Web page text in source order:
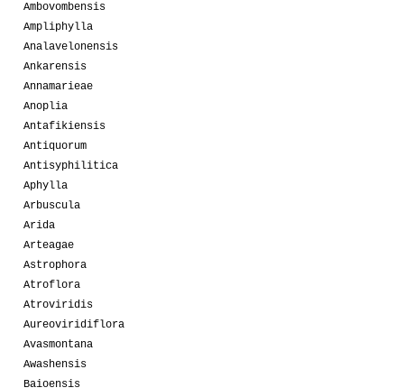
Ambovombensis
Ampliphylla
Analavelonensis
Ankarensis
Annamarieae
Anoplia
Antafikiensis
Antiquorum
Antisyphilitica
Aphylla
Arbuscula
Arida
Arteagae
Astrophora
Atroflora
Atroviridis
Aureoviridiflora
Avasmontana
Awashensis
Baioensis